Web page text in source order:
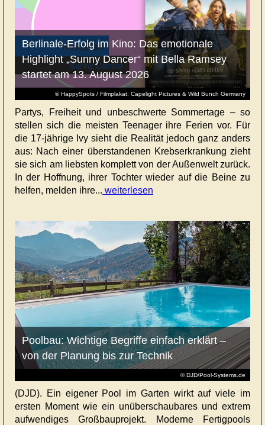
© HappySpots / Filmplakat: Capelight Pictures & Wild Bunch Germany
Berlinale-Erfolg im Kino: Das emotionale
Highlight „Sunny Dancer“ mit Bella Ramsey
startet am 13. August 2026
Partys, Freiheit und unbeschwerte Sommertage – so
stellen sich die meisten Teenager ihre Ferien vor. Für
die 17-jährige Ivy sieht die Realität jedoch ganz anders
aus: Nach einer überstandenen Krebserkrankung zieht
sie sich am liebsten komplett von der Außenwelt zurück.
In der Hoffnung, ihrer Tochter wieder auf die Beine zu
helfen, melden ihre... weiterlesen
© DJD/Pool-Systems.de
Poolbau: Wichtige Begriffe einfach erklärt –
von der Planung bis zur Technik
(DJD). Ein eigener Pool im Garten wirkt auf viele im
ersten Moment wie ein unüberschaubares und extrem
aufwendiges Großbauprojekt. Moderne Fertigpools